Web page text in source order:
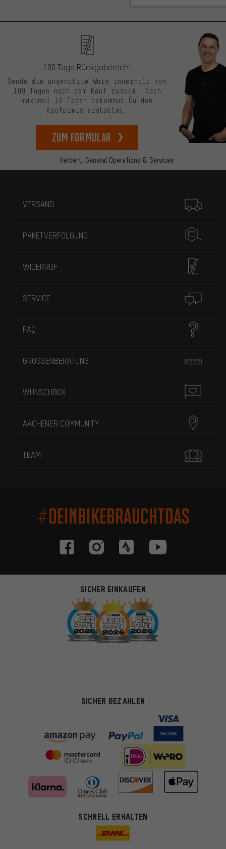
Herbert, General Operations & Services
100 Tage Rückgaberecht
Sende die ungenutzte Ware innerhalb von
100 Tagen nach dem Kauf zurück. Nach
maximal 10 Tagen bekommst Du den
Kaufpreis erstattet.
zum Formular
VERSAND
PAKETVERFOLGUNG
WIDERRUF
SERVICE
FAQ
GRÖSSENBERATUNG
WUNSCHBOX
AACHENER COMMUNITY
TEAM
#DEINBIKEBRAUCHTDAS
SICHER EINKAUFEN
SICHER BEZAHLEN
SCHNELL ERHALTEN